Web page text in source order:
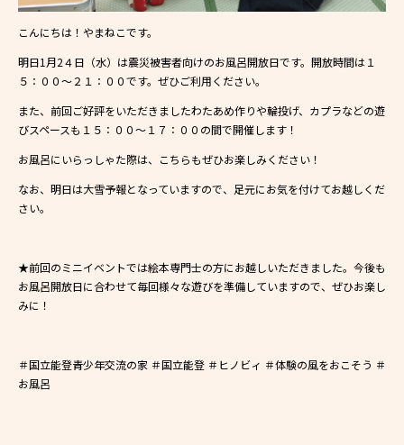
こんにちは！やまねこです。
明日1月2４日（水）は震災被害者向けのお風呂開放日です。開放時間は１
５：００～２１：００です。ぜひご利用ください。
また、前回ご好評をいただきましたわたあめ作りや輪投げ、カプラなどの遊
びスペースも１５：００～１７：００の間で開催します！
お風呂にいらっしゃた際は、こちらもぜひお楽しみください！
なお、明日は大雪予報となっていますので、足元にお気を付けてお越しくだ
さい。
★前回のミニイベントでは絵本専門士の方にお越しいただきました。今後も
お風呂開放日に合わせて毎回様々な遊びを準備していますので、ぜひお楽し
みに！
＃国立能登青少年交流の家 ＃国立能登 ＃ヒノビィ ＃体験の風をおこそう ＃
お風呂